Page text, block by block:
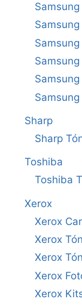
Sharp
Sharp
Toshiba
Toshiba
Xerox
Xerox
Xerox
Xerox
Xerox
Xerox